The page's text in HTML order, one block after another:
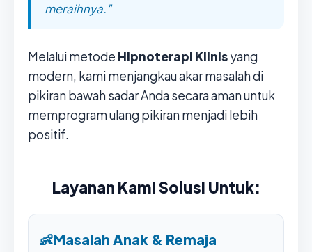
meraihnya."
Melalui metode Hipnoterapi Klinisyang
modern, kami menjangkau akar masalah di
pikiran bawah sadar Anda secara aman untuk
memprogram ulang pikiran menjadi lebih
positif.
Layanan Kami Solusi Untuk:
👶Masalah Anak & Remaja